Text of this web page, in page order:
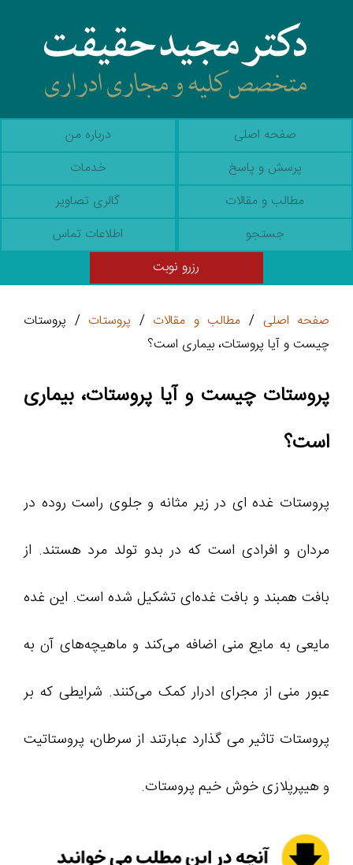
صفحه اصلی
درباره من
پرسش و پاسخ
خدمات
مطالب و مقالات
گالری تصاویر
جستجو
اطلاعات تماس
رزرو نوبت
صفحه اصلی / مطالب و مقالات / پروستات / پروستات
چیست و آیا پروستات، بیماری است؟
پروستات چیست و آیا پروستات، بیماری
است؟
پروستات غده ای در زیر مثانه و جلوی راست روده در
مردان و افرادی است که در بدو تولد مرد هستند. از
بافت همبند و بافت غده‌ای تشکیل شده است. این غده
مایعی به مایع منی اضافه می‌کند و ماهیچه‌های آن به
عبور منی از مجرای ادرار کمک می‌کنند. شرایطی که بر
پروستات تاثیر می گذارد عبارتند از سرطان، پروستاتیت
و هیپرپلازی خوش خیم پروستات.